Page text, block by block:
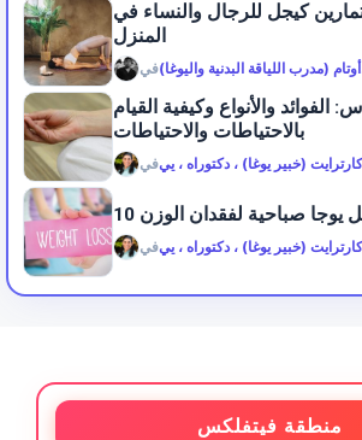
كيجل للرجال والنساء في
المنزل
في
الفوائد والأنواع وكيفية القيام
بالاحتياطات والاحتياطات
في(خبير يوغا) ، دكتوراه ، يي
يوجا صباحية لفقدان الوزن
في(خبير يوغا) ، دكتوراه ، يي
منطقة فيتفلكس